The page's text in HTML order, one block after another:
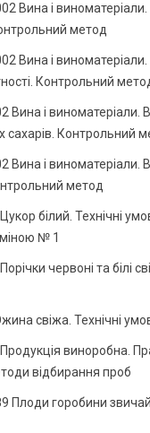
Вина і
метод
Вина і
Контрольний
Вина і виноматеріали.
сахарів. Контрольний
Вина і виноматеріали.
метод
білий. Технічні
№ 1
червоні та білі
свіжа. Технічні
виноробна.
відбирання проб
Плоди горобини